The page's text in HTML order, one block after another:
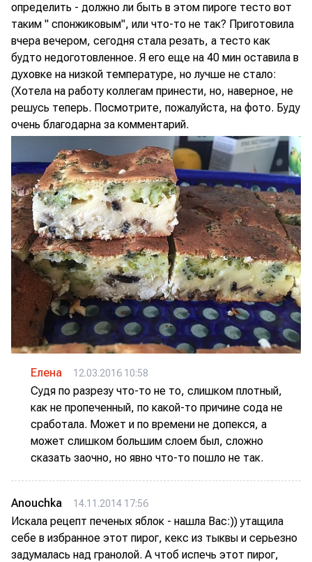
определить - должно ли быть в этом пироге тесто вот
таким " спонжиковым", или что-то не так? Приготовила
вчера вечером, сегодня стала резать, а тесто как
будто недоготовленное. Я его еще на 40 мин оставила в
духовке на низкой температуре, но лучше не стало:
(Хотела на работу коллегам принести, но, наверное, не
решусь теперь. Посмотрите, пожалуйста, на фото. Буду
очень благодарна за комментарий.
Елена 12.03.2016 10:58
Судя по разрезу что-то не то, слишком плотный,
как не пропеченный, по какой-то причине сода не
сработала. Может и по времени не допекся, а
может слишком большим слоем был, сложно
сказать заочно, но явно что-то пошло не так.
Anouchka 14.11.2014 17:56
Искала рецепт печеных яблок - нашла Вас:)) утащила
себе в избранное этот пирог, кекс из тыквы и серьезно
задумалась над гранолой. А чтоб испечь этот пирог,